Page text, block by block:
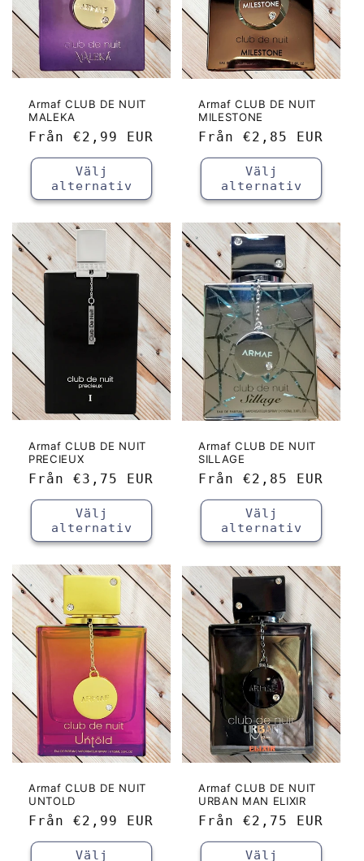
Armaf CLUB DE NUIT
MALEKA
Ordinarie
pris
Från €2,99 EUR
Välj
alternativ
Armaf CLUB DE NUIT
MILESTONE
Ordinarie
pris
Från €2,85 EUR
Välj
alternativ
Armaf CLUB DE NUIT
PRECIEUX
Ordinarie
pris
Från €3,75 EUR
Välj
alternativ
Armaf CLUB DE NUIT
SILLAGE
Ordinarie
pris
Från €2,85 EUR
Välj
alternativ
Armaf CLUB DE NUIT
UNTOLD
Ordinarie
pris
Från €2,99 EUR
Välj
Armaf CLUB DE NUIT
URBAN MAN ELIXIR
Ordinarie
pris
Från €2,75 EUR
Välj